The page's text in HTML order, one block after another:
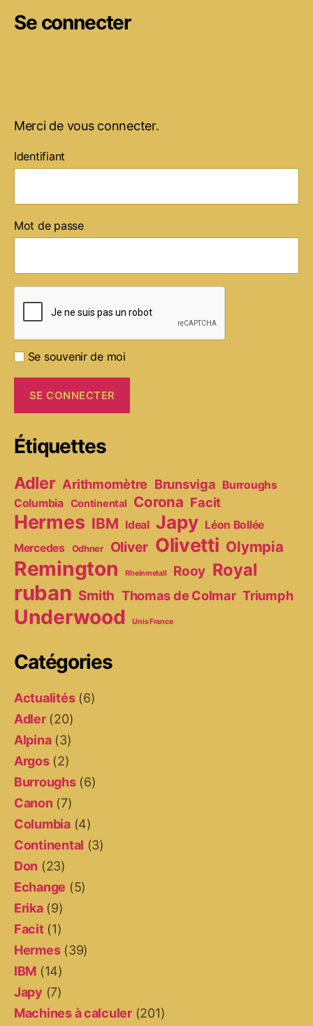
Se connecter
Merci de vous connecter.
Identifiant
Mot de passe
Se souvenir de moi
Étiquettes
Adler Arithmomètre Brunsviga Burroughs
Columbia Continental Corona Facit
Hermes IBM Ideal Japy Léon Bollée
Mercedes
Odhner Oliver Olivetti Olympia
Remington Rheinmetall Rooy Royal
ruban Smith Thomas de Colmar Triumph
Underwood Unis France
Catégories
Actualités(6)
Adler(20)
Alpina(3)
Argos(2)
Burroughs(6)
Canon (7)
Columbia(4)
Continental (3)
Don (23)
Echange (5)
Erika(9)
Facit(1)
Hermes(39)
IBM (14)
Japy (7)
Machines à calculer(201)